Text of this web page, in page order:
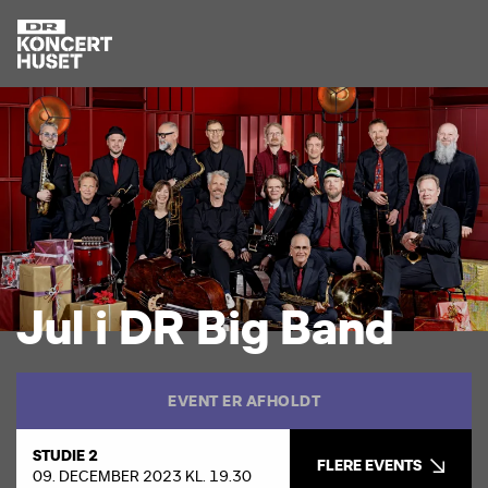
JuliDRBigBand
EVENT ER AFHOLDT
STUDIE 2
09. DECEMBER 2023 KL. 19.30
FLERE EVENTS